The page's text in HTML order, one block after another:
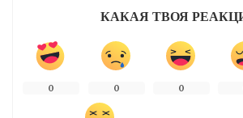
КАКАЯ ТВОЯ
0 0 0